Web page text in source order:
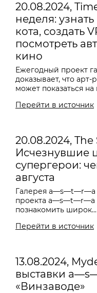
20.08.2024,
неделя:
кота, создать
посмотреть
кино
Ежегодный проект
доказывает, что
может показаться
Перейти в источник
20.08.2024,
Исчезнувшие
супергерои:
августа
Галерея a—s—t—r—a
проекта a—s—t—r—a
познакомить широк...
Перейти в источник
13.08.2024,
выставки
«Винзаводе»